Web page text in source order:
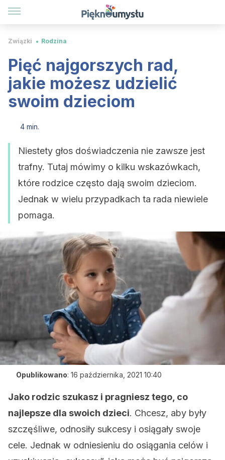
Związki Rodzina
Pięć najgorszych rad,
jakie możesz udzielić
swoim dzieciom
4 min.
Niestety głos doświadczenia nie zawsze jest
trafny. Tutaj mówimy o kilku wskazówkach,
które rodzice często dają swoim dzieciom.
Jednak w wielu przypadkach ta rada niewiele
pomaga.
Opublikowano: 16 października, 2021 10:40
Jako rodzic szukasz i pragniesz tego, co
najlepsze dla swoich dzieci. Chcesz, aby były
szczęśliwe, odnosiły sukcesy i osiągały swoje
cele. Jednak w odniesieniu do osiągania celów i